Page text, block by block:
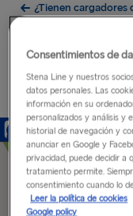
¿Tienen cargadores
eléctricos
Dublín
Consentimientos de
Stena Line y nuestros
datos personales. Las
información en su
personalizados y análisis y
historial de navegación y
anunciar en Google y
privacidad, puede decidir a
tratamiento permite.
consentimiento cuando lo
Leer la política de cookies
Google policy